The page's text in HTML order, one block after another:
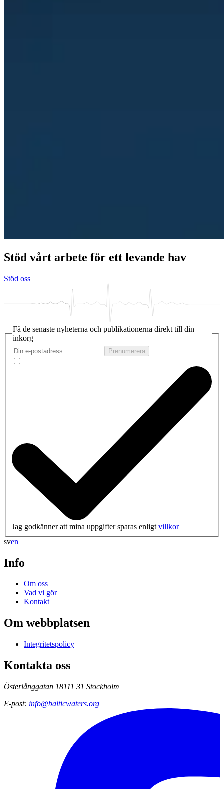
Stöd vårt arbete för ett levande hav
Stöd oss
Få de senaste nyheterna och publikationerna direkt till din
inkorg
Prenumerera
Jag godkänner att mina uppgifter sparas enligt villkor
sven
Info
Om oss
Vad vi gör
Kontakt
Om webbplatsen
Integritetspolicy
Kontakta oss
Österlånggatan 18111 31 Stockholm
E-post: info@balticwaters.org